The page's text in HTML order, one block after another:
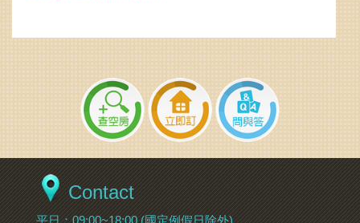
Contact
平日：09:00~18:00 (國定例假日除外)